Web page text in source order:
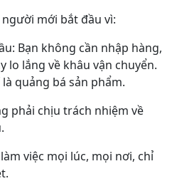
mới bắt đầu vì:
Bạn không cần nhập hàng,
lo lắng về khâu vận chuyển.
quảng bá sản phẩm.
phải chịu trách nhiệm về
việc mọi lúc, mọi nơi, chỉ